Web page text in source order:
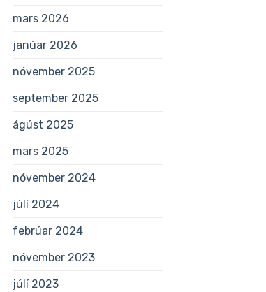
mars 2026
janúar 2026
nóvember 2025
september 2025
ágúst 2025
mars 2025
nóvember 2024
júlí 2024
febrúar 2024
nóvember 2023
júlí 2023